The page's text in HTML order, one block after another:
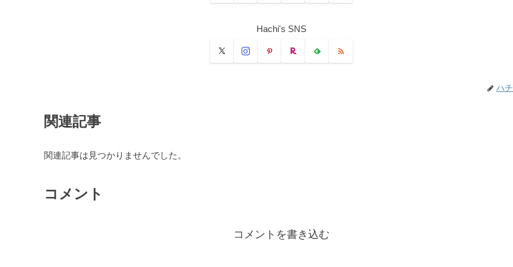
Hachi's SNS
ハチ
関連記事
関連記事は見つかりませんでした。
コメント
コメントを書き込む